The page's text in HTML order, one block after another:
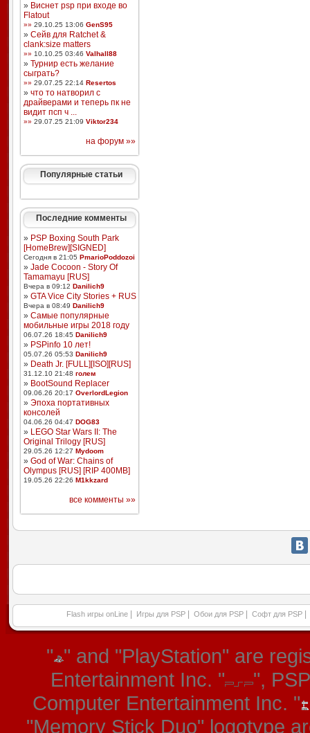
» Виснет psp при входе во
Flatout
»» 29.10.25 13:06 GenS95
» Сейв для Ratchet &
clank:size matters
»» 10.10.25 03:46 Valhall88
» Турнир есть желание
сыграть?
»» 29.07.25 22:14 Resertos
» что то натворил с
драйверами и теперь пк не
видит псп ч ...
»» 29.07.25 21:09 Viktor234
на форум »»
Популярные статьи
Последние комменты
» PSP Boxing South Park
[HomeBrew][SIGNED]
Сегодня в 21:05 PmarioPoddozoi
» Jade Cocoon - Story Of
Tamamayu [RUS]
Вчера в 09:12 Danilich9
» GTA Vice City Stories + RUS
Вчера в 08:49 Danilich9
» Самые популярные
мобильные игры 2018 году
06.07.26 18:45 Danilich9
» PSPinfo 10 лет!
05.07.26 05:53 Danilich9
» Death Jr. [FULL][ISO][RUS]
31.12.10 21:48 голем
» BootSound Replacer
09.06.26 20:17 OverlordLegion
» Эпоха портативных
консолей
04.06.26 04:47 DOG83
» LEGO Star Wars II: The
Original Trilogy [RUS]
29.05.26 12:27 Mydoom
» God of War: Chains of
Olympus [RUS] [RIP 400MB]
19.05.26 22:26 M1kkzard
все комменты »»
Flash игры onLine Игры для PSP Обои для PSP Софт для PSP
" " and "PlayStation" are
Entertainment Inc. "
",
Computer Entertainment Inc. "
"Memory Stick Duo" logotype